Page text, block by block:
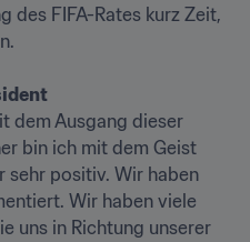
des FIFA-Rates kurz Zeit,
dem Ausgang dieser
bin ich mit dem Geist
sehr positiv. Wir haben
Wir haben viele
uns in Richtung unserer